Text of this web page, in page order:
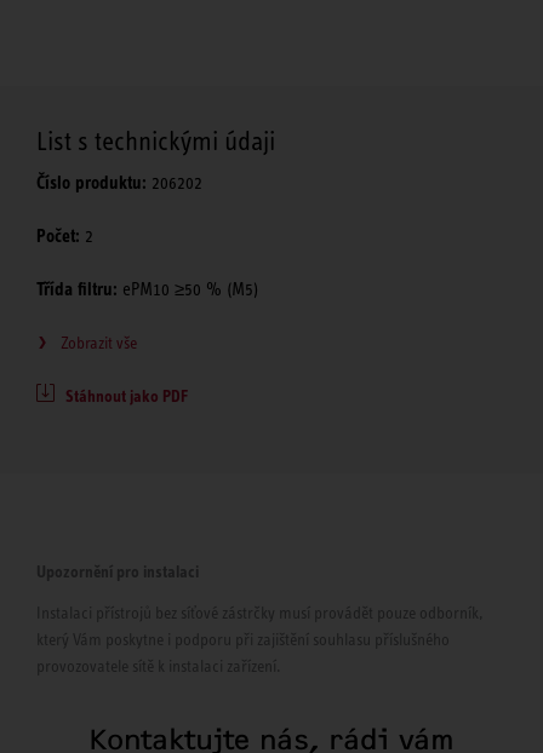
List s technickými údaji
Číslo produktu: 206202
Počet: 2
Třída filtru: ePM10 ≥50 % (M5)
Zobrazit vše
Stáhnout jako PDF
Upozornění pro instalaci
Instalaci přístrojů bez síťové zástrčky musí provádět pouze odborník,
který Vám poskytne i podporu při zajištění souhlasu příslušného
provozovatele sítě k instalaci zařízení.
Kontaktujte nás, rádi vám